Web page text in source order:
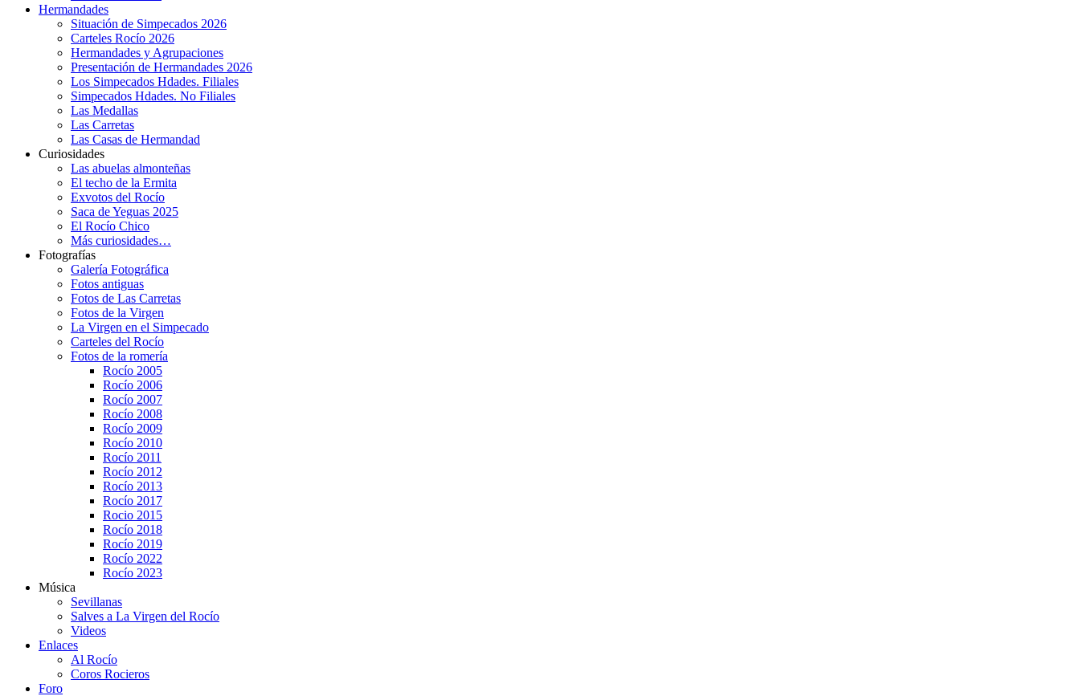
Hermandades
Situación de Simpecados 2026
Carteles Rocío 2026
Hermandades y Agrupaciones
Presentación de Hermandades 2026
Los Simpecados Hdades. Filiales
Simpecados Hdades. No Filiales
Las Medallas
Las Carretas
Las Casas de Hermandad
Curiosidades
Las abuelas almonteñas
El techo de la Ermita
Exvotos del Rocío
Saca de Yeguas 2025
El Rocío Chico
Más curiosidades…
Fotografías
Galería Fotográfica
Fotos antiguas
Fotos de Las Carretas
Fotos de la Virgen
La Virgen en el Simpecado
Carteles del Rocío
Fotos de la romería
Rocío 2005
Rocío 2006
Rocío 2007
Rocío 2008
Rocío 2009
Rocío 2010
Rocío 2011
Rocío 2012
Rocío 2013
Rocío 2017
Rocio 2015
Rocío 2018
Rocío 2019
Rocío 2022
Rocío 2023
Música
Sevillanas
Salves a La Virgen del Rocío
Videos
Enlaces
Al Rocío
Coros Rocieros
Foro